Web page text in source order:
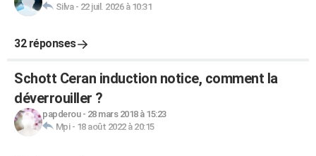
Silva- 22 juil. 2026 à 10:31
32 réponses
Schott Ceran induction notice, comment la
déverrouiller ?
papderou- 28 mars 2018 à 15:23
Mpi- 18 août 2022 à 20:15